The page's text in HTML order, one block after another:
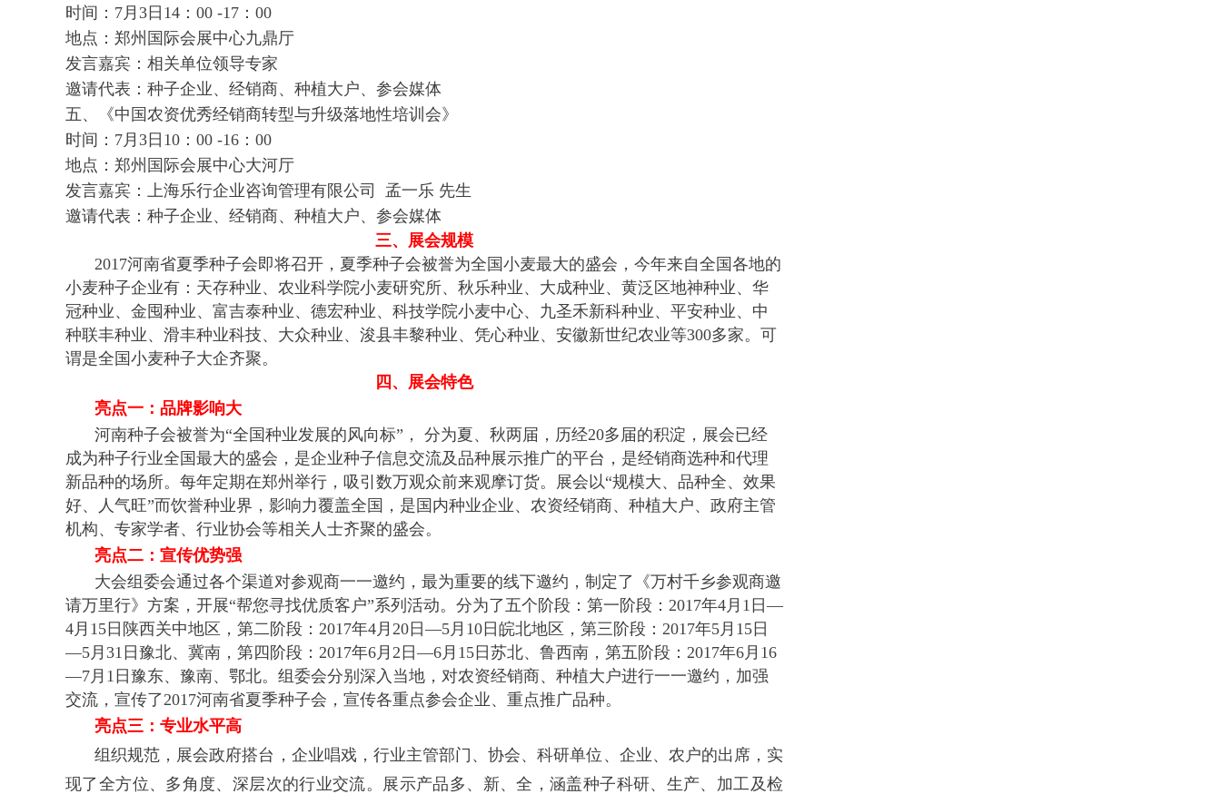
时间：7月3日14：00 -17：00
地点：郑州国际会展中心九鼎厅
发言嘉宾：相关单位领导专家
邀请代表：种子企业、经销商、种植大户、参会媒体
五、
《中国农资优秀经销商转型与升级落地性培训会》
时间：7月3日10：00 -16：00
地点：郑州国际会展中心大河厅
发言嘉宾：上海乐行企业咨询管理有限公司 孟一乐 先生
邀请代表：种子企业、经销商、种植大户、参会媒体
三、展会规模
2017河南省夏季种子会即将召开，夏季种子会被誉为全国小麦最大的盛会，今年来自全国各地的
小麦种子企业有：天存种业、农业科学院小麦研究所、秋乐种业、大成种业、黄泛区地神种业、华
冠种业、金囤种业、富吉泰种业、德宏种业、科技学院小麦中心、九圣禾新科种业、平安种业、中
种联丰种业、滑丰种业科技、大众种业、浚县丰黎种业、凭心种业、安徽新世纪农业等300多家。可
谓是全国小麦种子大企齐聚。
四、 展会特色
亮点一：品牌影响大
河南种子会被誉为“全国种业发展的风向标”， 分为夏、秋两届，历经20多届的积淀，展会已经
成为种子行业全国最大的盛会，是企业种子信息交流及品种展示推广的平台，是经销商选种和代理
新品种的场所。每年定期在郑州举行，吸引数万观众前来观摩订货。展会以“规模大、品种全、效果
好、人气旺”而饮誉种业界，影响力覆盖全国，是国内种业企业、农资经销商、种植大户、政府主管
机构、专家学者、行业协会等相关人士齐聚的盛会。
亮点二：宣传优势强
大会组委会通过各个渠道对参观商一一邀约，最为重要的线下邀约，制定了《万村千乡参观商邀
请万里行》方案，开展“帮您寻找优质客户”系列活动。分为了五个阶段：第一阶段：2017年4月1日—
4月15日陕西关中地区，第二阶段：2017年4月20日—5月10日皖北地区，第三阶段：2017年5月15日
—5月31日豫北、冀南，第四阶段：2017年6月2日—6月15日苏北、鲁西南，第五阶段：2017年6月16
—7月1日豫东、豫南、鄂北。组委会分别深入当地，对农资经销商、种植大户进行一一邀约，加强
交流，宣传了2017河南省夏季种子会，宣传各重点参会企业、重点推广品种。
亮点三：专业水平高
组织规范，展会政府搭台，企业唱戏，行业主管部门、协会、科研单位、企业、农户的出席，实
现了全方位、多角度、深层次的行业交流。展示产品多、新、全，涵盖种子科研、生产、加工及检